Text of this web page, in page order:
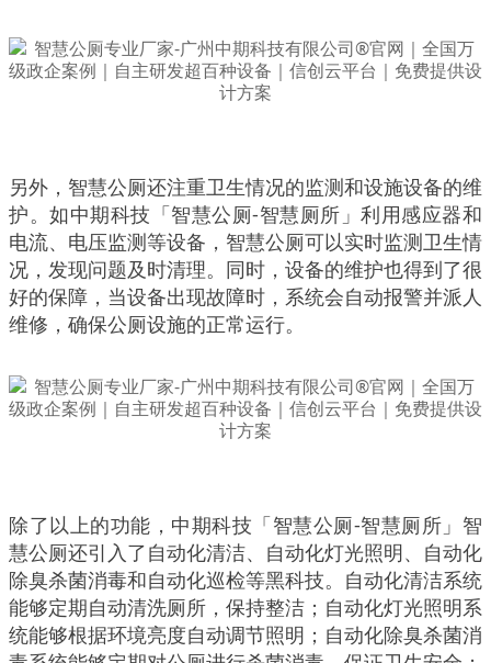
另外，智慧公厕还注重卫生情况的监测和设施设备的维
护。如中期科技「智慧公厕-智慧厕所」利用感应器和
电流、电压监测等设备，智慧公厕可以实时监测卫生情
况，发现问题及时清理。同时，设备的维护也得到了很
好的保障，当设备出现故障时，系统会自动报警并派人
维修，确保公厕设施的正常运行。
除了以上的功能，中期科技「智慧公厕-智慧厕所」智
慧公厕还引入了自动化清洁、自动化灯光照明、自动化
除臭杀菌消毒和自动化巡检等黑科技。自动化清洁系统
能够定期自动清洗厕所，保持整洁；自动化灯光照明系
统能够根据环境亮度自动调节照明；自动化除臭杀菌消